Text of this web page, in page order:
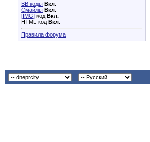
BB коды Вкл.
Смайлы Вкл.
[IMG] код Вкл.
HTML код Вкл.
Правила форума